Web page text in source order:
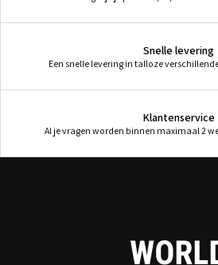
Snelle levering
Een snelle levering in talloze
Klantenservice
Al je vragen worden binnen maximaal 2